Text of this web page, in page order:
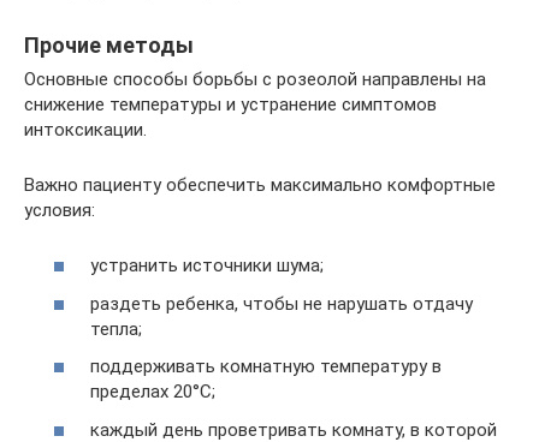
Прочие методы
Основные способы борьбы с розеолой направлены на
снижение температуры и устранение симптомов
интоксикации.
Важно пациенту обеспечить максимально комфортные
условия:
устранить источники шума;
раздеть ребенка, чтобы не нарушать отдачу
тепла;
поддерживать комнатную температуру в
пределах 20°С;
каждый день проветривать комнату, в которой